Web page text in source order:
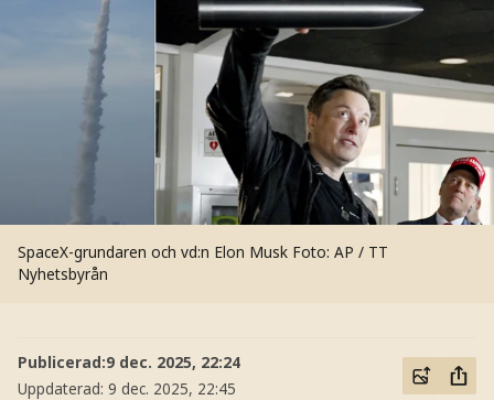
SpaceX-grundaren och vd:n Elon Musk Foto: AP / TT
Nyhetsbyrån
Publicerad:9 dec. 2025, 22:24
Uppdaterad: 9 dec. 2025, 22:45